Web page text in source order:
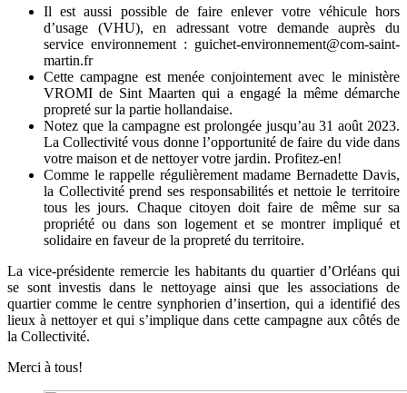
Il est aussi possible de faire enlever votre véhicule hors
d’usage (VHU), en adressant votre demande auprès du
service environnement : guichet-environnement@com-saint-
martin.fr
Cette campagne est menée conjointement avec le ministère
VROMI de Sint Maarten qui a engagé la même démarche
propreté sur la partie hollandaise.
Notez que la campagne est prolongée jusqu’au 31 août 2023.
La Collectivité vous donne l’opportunité de faire du vide dans
votre maison et de nettoyer votre jardin. Profitez-en!
Comme le rappelle régulièrement madame Bernadette Davis,
la Collectivité prend ses responsabilités et nettoie le territoire
tous les jours. Chaque citoyen doit faire de même sur sa
propriété ou dans son logement et se montrer impliqué et
solidaire en faveur de la propreté du territoire.
La vice-présidente remercie les habitants du quartier d’Orléans qui
se sont investis dans le nettoyage ainsi que les associations de
quartier comme le centre synphorien d’insertion, qui a identifié des
lieux à nettoyer et qui s’implique dans cette campagne aux côtés de
la Collectivité.
Merci à tous!